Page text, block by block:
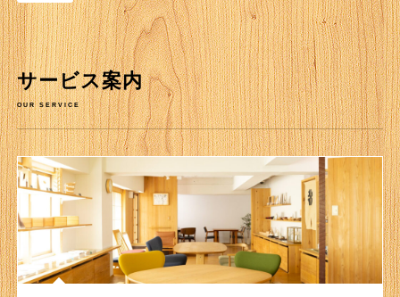
サービス案内
OUR SERVICE